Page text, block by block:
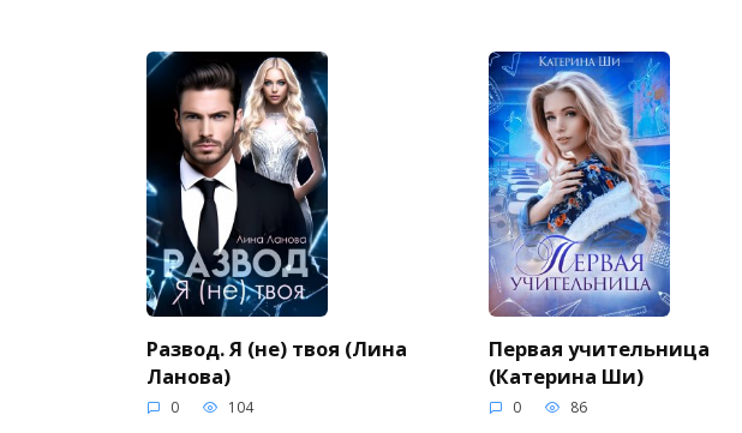
Развод. Я (не) твоя (Лина
Ланова)
0 104
Первая учительница
(Катерина Ши)
0 86